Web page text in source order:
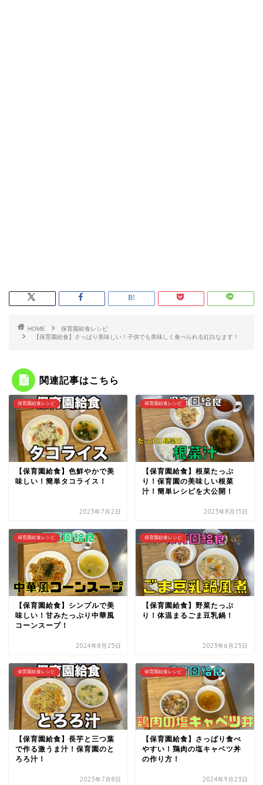
HOME
保育園給食レシピ
【保育園給食】さっぱり美味しい！子供でも美味しく食べられる紅白なます！
関連記事はこちら
保育園給食レシピ
【保育園給食】色鮮やかで美
味しい！簡単タコライス！
2023年7月2日
保育園給食レシピ
【保育園給食】根菜たっぷ
り！保育園の美味しい根菜
汁！簡単レシピを大公開！
2023年8月15日
保育園給食レシピ
【保育園給食】シンプルで美
味しい！甘みたっぷり中華風
コーンスープ！
2024年8月25日
保育園給食レシピ
【保育園給食】野菜たっぷ
り！体温まるごま豆乳鍋！
2023年6月25日
保育園給食レシピ
【保育園給食】長芋と三つ葉
で作る激うま汁！保育園のと
ろろ汁！
2023年7月8日
保育園給食レシピ
【保育園給食】さっぱり食べ
やすい！鶏肉の塩キャベツ丼
の作り方！
2024年9月23日